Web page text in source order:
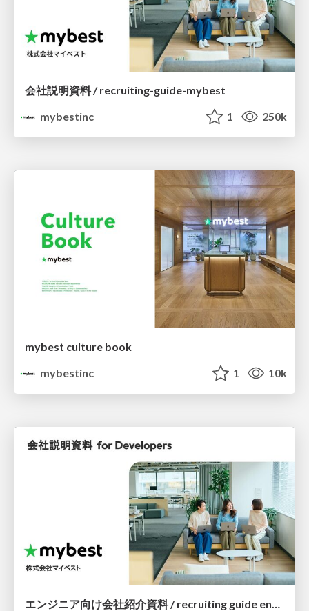
会社説明資料 / recruiting-guide-mybest
mybestinc
1 250k
mybest culture book
mybestinc
1 10k
エンジニア向け会社紹介資料 / recruiting guide engineer